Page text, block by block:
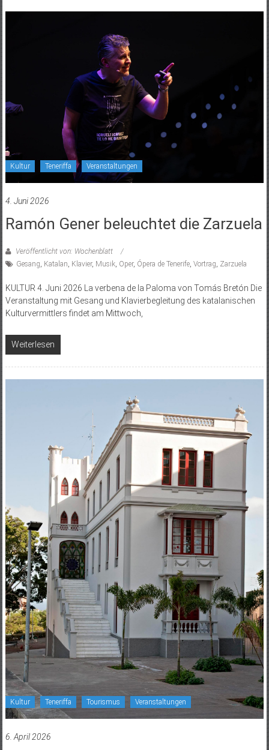
Kultur Teneriffa Veranstaltungen
4. Juni 2026
Ramón Gener beleuchtet die Zarzuela
Veröffentlicht von: Wochenblatt
Gesang, Katalan, Klavier, Musik, Oper, Ópera de Tenerife, Vortrag, Zarzuela
KULTUR 4. Juni 2026 La verbena de la Paloma von Tomás Bretón Die
Veranstaltung mit Gesang und Klavierbegleitung des katalanischen
Kulturvermittlers findet am Mittwoch,
Weiterlesen
Kultur Teneriffa Tourismus Veranstaltungen
6. April 2026